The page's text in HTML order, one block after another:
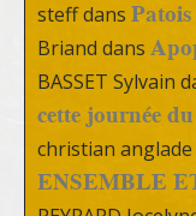
steffdans
Briand dans
BASSET Sylvain
cette journée
christian anglade
ENSEMBLE